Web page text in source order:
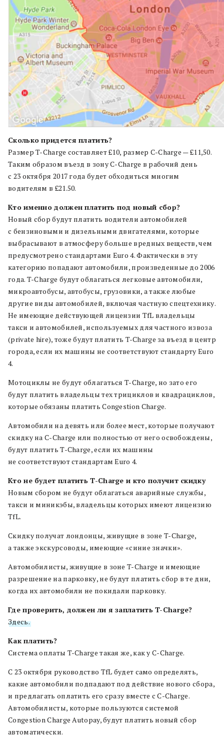
Сколько придется платить?
Размер T-Charge составляет £10, размер C-Charge — £11,50.
Таким образом въезд в зону C-Charge в рабочий день
с 23 октября 2017 года будет обходиться многим
водителям в £21.50.
Кто именно должен платить под новый сбор?
Новый сбор будут платить водители автомобилей
с бензиновыми и дизельными двигателями, которые
выбрасывают в атмосферу больше вредных веществ, чем
предусмотрено стандартами Euro 4. Фактически в эту
категорию попадают автомобили, произведенные до 2006
года. T-Charge будут облагаться легковые автомобили,
микроавтобусы, автобусы, грузовики, а также любые
другие виды автомобилей, включая частную спецтехнику.
Не имеющие действующей лицензии TfL владельцы
такси и автомобилей, используемых для частного извоза
(private hire), тоже будут платить T-Charge за въезд в центр
города, если их машины не соответствуют стандарту Euro
4.
Мотоциклы не будут облагаться T-Charge, но зато его
будут платить владельцы тех трициклов и квадрациклов,
которые обязаны платить Congestion Charge.
Автомобили на девять или более мест, которые получают
скидку на C-Charge или полностью от него освобождены,
будут платить T-Charge, если их машины
не соответствуют стандартам Euro 4.
Кто не будет платить T-Charge и кто получит скидку
Новым сбором не будут облагаться аварийные службы,
такси и миникэбы, владельцы которых имеют лицензию
TfL.
Скидку получат лондонцы, живущие в зоне T-Charge,
а также экскурсоводы, имеющие «синие значки».
Автомобилисты, живущие в зоне T-Charge и имеющие
разрешение на парковку, не будут платить сбор в те дни,
когда их автомобили не покидали парковку.
Где проверить, должен ли я заплатить T-Charge?
Здесь.
Как платить?
Система оплаты T-Charge такая же, как у C-Charge.
С 23 октября руководство TfL будет само определять,
какие автомобили подпадают под действие нового сбора,
и предлагать оплатить его сразу вместе с C-Charge.
Автомобилисты, которые пользуются системой
Congestion Charge Autopay, будут платить новый сбор
автоматически.